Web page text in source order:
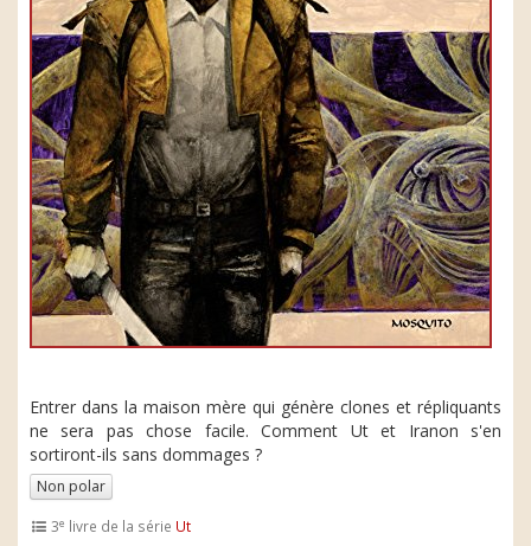
Entrer dans la maison mère qui génère clones et répliquants
ne sera pas chose facile. Comment Ut et Iranon s'en
sortiront-ils sans dommages ?
Non polar
3e livre de la série Ut